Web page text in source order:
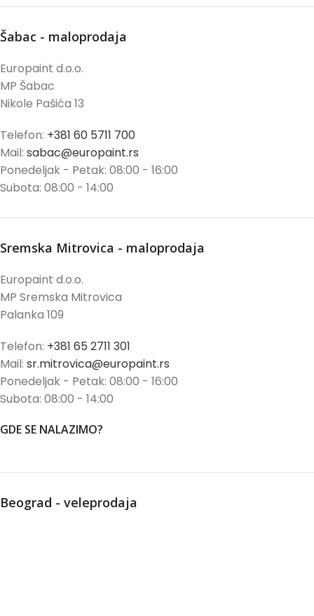
Šabac - maloprodaja
Europaint d.o.o.
MP Šabac
Nikole Pašića 13
Telefon: +381 60 5711 700
Mail: sabac@europaint.rs
Ponedeljak - Petak: 08:00 - 16:00
Subota: 08:00 - 14:00
Sremska Mitrovica - maloprodaja
Europaint d.o.o.
MP Sremska Mitrovica
Palanka 109
Telefon: +381 65 2711 301
Mail: sr.mitrovica@europaint.rs
Ponedeljak - Petak: 08:00 - 16:00
Subota: 08:00 - 14:00
GDE SE NALAZIMO?
Beograd - veleprodaja